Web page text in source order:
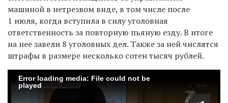
машиной в нетрезвом виде, в том числе после
1 июля, когда вступила в силу уголовная
ответственность за повторную пьяную езду. В итоге
на нее завели 8 уголовных дел. Также за ней числятся
штрафы в размере несколько сотен тысяч рублей.
Error loading media: File could not be
played